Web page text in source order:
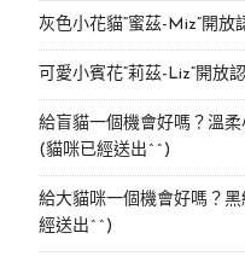
灰色小花貓“蜜茲-Miz”開放
可愛小賓花“莉茲-Liz”開放認
給盲貓一個機會好嗎？溫柔
(貓咪已經送出^^)
給大貓咪一個機會好嗎？
經送出^^)